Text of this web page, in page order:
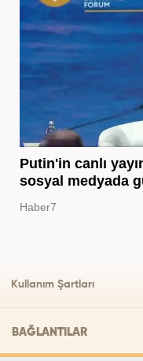
Putin'in canlı
sosyal medyada
Haber7
Kullanım Şartları
BAĞLANTILAR